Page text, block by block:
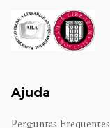
Ajuda
Perguntas Frequentes